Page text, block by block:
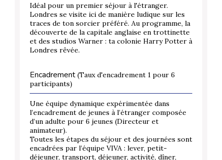
Idéal pour un premier séjour à l'étranger.
Londres se visite ici de manière ludique sur les
traces de ton sorcier préféré. Au programme, la
découverte de la capitale anglaise en trottinette
et des studios Warner : ta colonie Harry Potter à
Londres rêvée.
Encadrement (Taux d'encadrement 1 pour 6
participants)
Une équipe dynamique expérimentée dans
l’encadrement de jeunes à l’étranger composée
d’un adulte pour 6 jeunes (Directeur et
animateur).
Toutes les étapes du séjour et des journées sont
encadrées par l’équipe VIVA : lever, petit-
déjeuner, transport, déjeuner, activité, dîner,